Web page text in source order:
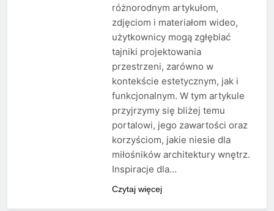
różnorodnym artykułom,
zdjęciom i materiałom wideo,
użytkownicy mogą zgłębiać
tajniki projektowania
przestrzeni, zarówno w
kontekście estetycznym, jak i
funkcjonalnym. W tym artykule
przyjrzymy się bliżej temu
portalowi, jego zawartości oraz
korzyściom, jakie niesie dla
miłośników architektury wnętrz.
Inspiracje dla…
Czytaj więcej